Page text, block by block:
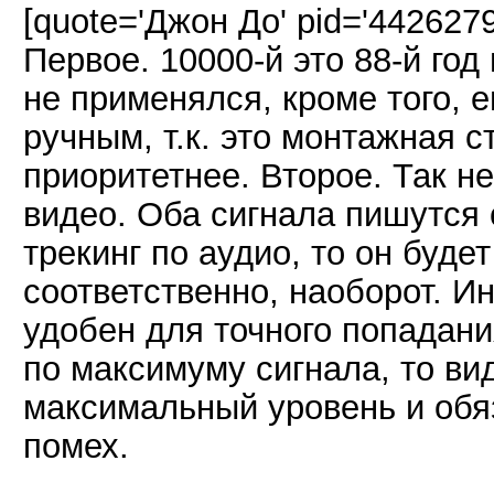
[quote='Джон До'
Первое. 10000-й это 88-й
не применялся, кроме того,
ручным, т.к. это монтажная
приоритетнее. Второе. Так
видео. Оба сигнала
трекинг по аудио, то он
соответственно, наоборот.
удобен для точного
по максимуму сигнала, то
максимальный уровень и
помех.